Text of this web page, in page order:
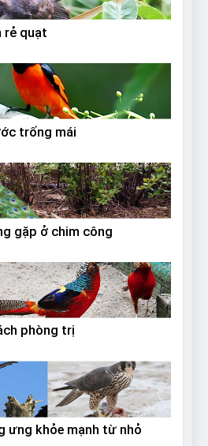
rẻ quạt
trống mái
gặp ở chim công
phòng trị
ưng khỏe mạnh từ nhỏ